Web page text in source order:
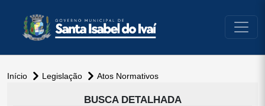
Início Legislação
Atos Normativos
BUSCA DETALHADA